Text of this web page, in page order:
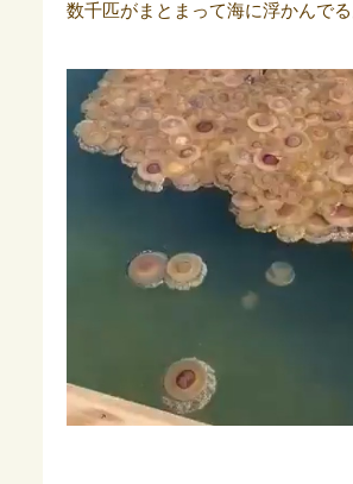
数千匹がまとまって海に浮かんでる